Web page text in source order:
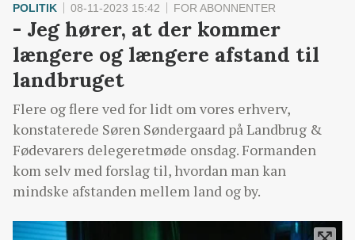
POLITIK 08-11-2023 15:42 FOR ABONNENTER
- Jeg hører, at der kommer
længere og længere afstand til
landbruget
Flere og flere ved for lidt om vores erhverv,
konstaterede Søren Søndergaard på Landbrug &
Fødevarers delegeretmøde onsdag. Formanden
kom selv med forslag til, hvordan man kan
mindske afstanden mellem land og by.